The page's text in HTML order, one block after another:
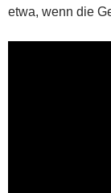
etwa, wenn die